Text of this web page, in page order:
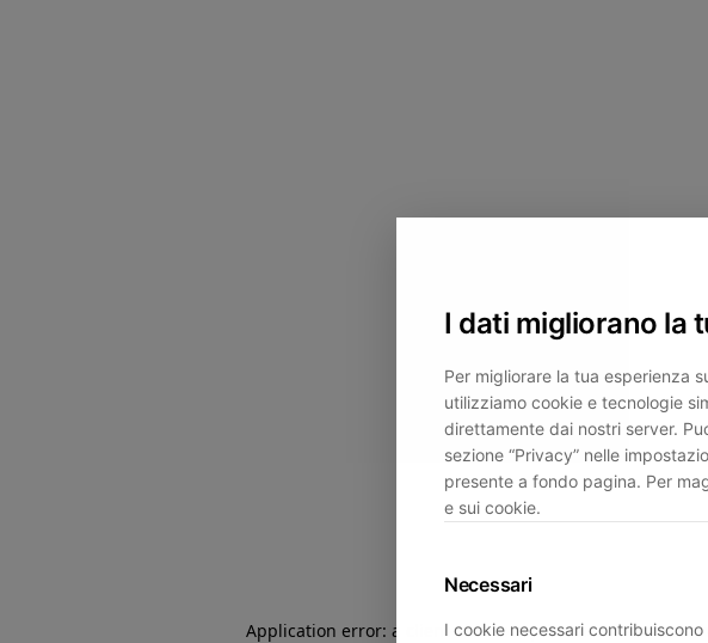
I dati migliorano la
Per migliorare la tua esperienza
utilizziamo cookie e tecnologie
direttamente dai nostri server.
sezione “Privacy” nelle
presente a fondo pagina. Per
e sui cookie.
Necessari
I cookie necessari
Application error: a client -side exception has occurred